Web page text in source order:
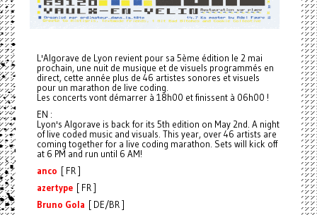
L'Algorave de Lyon revient pour sa 5ème édition le 2 mai
prochain, une nuit de musique et de visuels programmés en
direct, cette année plus de 46 artistes sonores et visuels
pour un marathon de live coding.
Les concerts vont démarrer à 18h00 et finissent à 06h00 !
EN :
Lyon's Algorave is back for its 5th edition on May 2nd. A night
of live coded music and visuals. This year, over 46 artists are
coming together for a live coding marathon. Sets will kick off
at 6 PM and run until 6 AM!
anco [ FR ]
azertype[ FR ]
Bruno Gola [ DE/BR ]